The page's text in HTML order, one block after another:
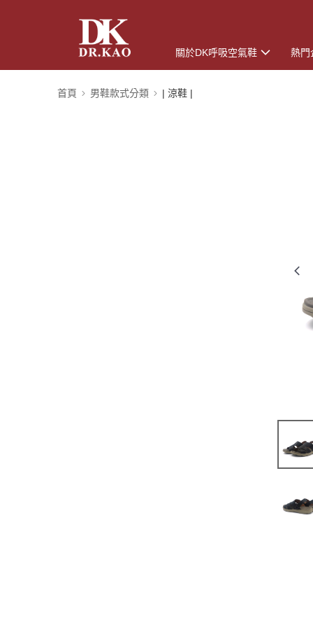
關於DK呼吸空氣鞋 熱門
首頁 男鞋款式分類 | 涼鞋 |